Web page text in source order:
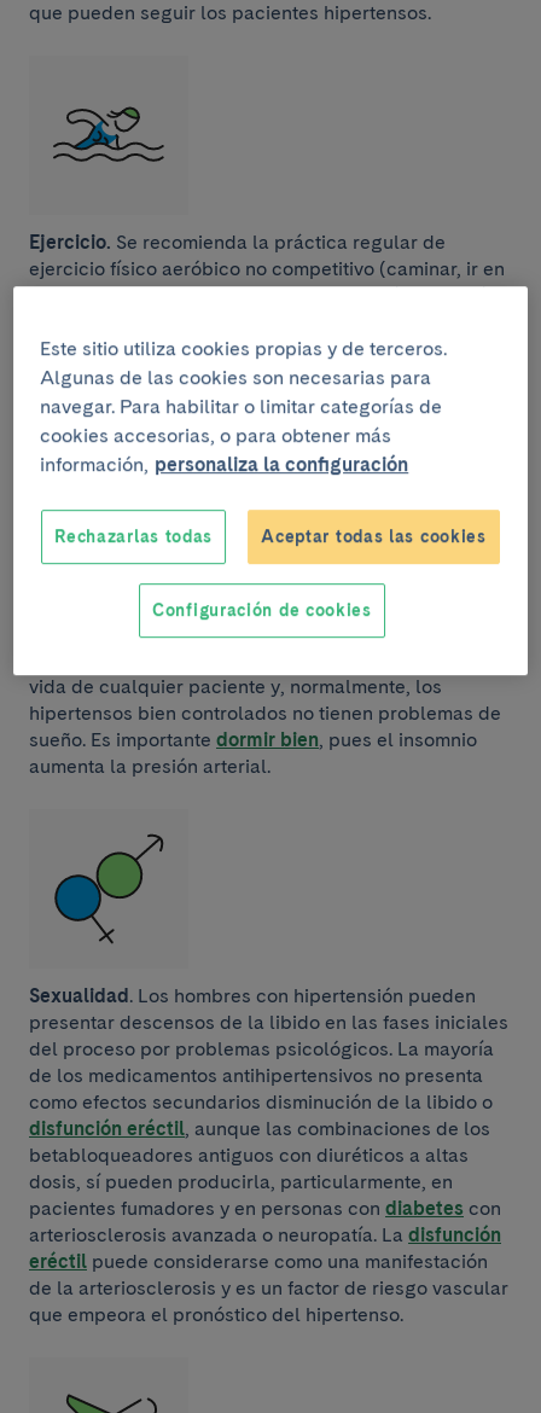
que pueden seguir los pacientes hipertensos.
Ejercicio. Se recomienda la práctica regular de
ejercicio físico aeróbico no competitivo (caminar, ir en
bicicleta, nadar, etc...). Mejor si es cada día que a días
cualquier caso, al ejercicio pleno se debe llegar tras
un periodo de entrenamiento.
vida de cualquier paciente y, normalmente, los
hipertensos bien controlados no tienen problemas de
sueño. Es importante dormir bien, pues el insomnio
aumenta la presión arterial.
Sexualidad. Los hombres con hipertensión pueden
presentar descensos de la libido en las fases iniciales
del proceso por problemas psicológicos. La mayoría
de los medicamentos antihipertensivos no presenta
como efectos secundarios disminución de la libido o
disfunción eréctil, aunque las combinaciones de los
betabloqueadores antiguos con diuréticos a altas
dosis, sí pueden producirla, particularmente, en
pacientes fumadores y en personas con diabetes con
arteriosclerosis avanzada o neuropatía. La disfunción
eréctil puede considerarse como una manifestación
de la arteriosclerosis y es un factor de riesgo vascular
que empeora el pronóstico del hipertenso.
Este sitio utiliza cookies propias y de terceros.
Algunas de las cookies son necesarias para
navegar. Para habilitar o limitar categorías de
cookies accesorias, o para obtener más
información, personaliza la configuración
Rechazarlas todas Aceptar todas las cookies
Configuración de cookies